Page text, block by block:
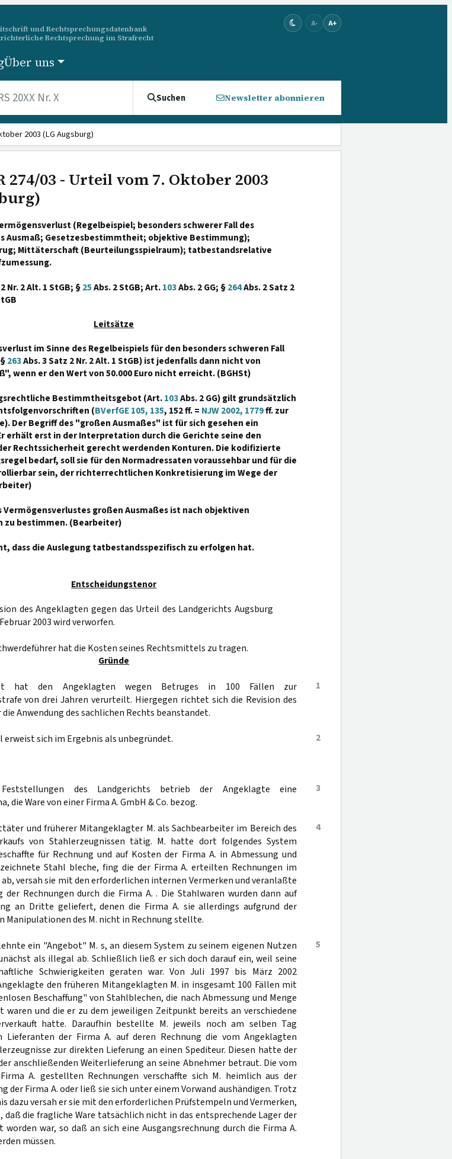
und Rechtsprechungsdatenbank
Rechtsprechung im Strafrecht
A- A+
Über uns
Suchen Newsletter abonnieren
2003 (LG Augsburg)
274/03 - Urteil vom 7. Oktober 2003
(Regelbeispiel; besonders schwerer Fall des
Ausmaß; Gesetzesbestimmtheit; objektive Bestimmung);
Mittäterschaft (Beurteilungsspielraum); tatbestandsrelative
Nr. 2 Alt. 1 StGB; §25Abs. 2 StGB; Art.103Abs. 2 GG; §264Abs. 2 Satz 2
Leitsätze
im Sinne des Regelbeispiels für den besonders schweren Fall
263Abs. 3 Satz 2 Nr. 2 Alt. 1 StGB) ist jedenfalls dann nicht von
wenn er den Wert von 50.000 Euro nicht erreicht. (BGHSt)
Bestimmtheitsgebot (Art.103Abs. 2 GG) gilt grundsätzlich
(BVerfGE 105, 135, 152 ff. = NJW 2002, 1779ff. zur
Der Begriff des "großen Ausmaßes" ist für sich gesehen ein
erhält erst in der Interpretation durch die Gerichte seine den
Rechtssicherheit gerecht werdenden Konturen. Die kodifizierte
bedarf, soll sie für den Normadressaten voraussehbar und für die
sein, der richterrechtlichen Konkretisierung im Wege der
Vermögensverlustes großen Ausmaßes ist nach objektiven
zu bestimmen. (Bearbeiter)
dass die Auslegung tatbestandsspezifisch zu erfolgen hat.
Entscheidungstenor
des Angeklagten gegen das Urteil des Landgerichts Augsburg
2003 wird verworfen.
hat die Kosten seines Rechtsmittels zu tragen.
Gründe
1
hat den Angeklagten wegen Betruges in 100 Fällen zur
von drei Jahren verurteilt. Hiergegen richtet sich die Revision des
Anwendung des sachlichen Rechts beanstandet.
2
sich im Ergebnis als unbegründet.
3
des Landgerichts betrieb der Angeklagte eine
die Ware von einer Firma A. GmbH & Co. bezog.
4
und früherer Mitangeklagter M. als Sachbearbeiter im Bereich des
von Stahlerzeugnissen tätig. M. hatte dort folgendes System
für Rechnung und auf Kosten der Firma A. in Abmessung und
Stahl bleche, fing die der Firma A. erteilten Rechnungen im
versah sie mit den erforderlichen internen Vermerken und veranlaßte
der Rechnungen durch die Firma A. . Die Stahlwaren wurden dann auf
an Dritte geliefert, denen die Firma A. sie allerdings aufgrund der
Manipulationen des M. nicht in Rechnung stellte.
5
ein "Angebot" M. s, an diesem System zu seinem eigenen Nutzen
als illegal ab. Schließlich ließ er sich doch darauf ein, weil seine
Schwierigkeiten geraten war. Von Juli 1997 bis März 2002
den früheren Mitangeklagten M. in insgesamt 100 Fällen mit
Beschaffung" von Stahlblechen, die nach Abmessung und Menge
waren und die er zu dem jeweiligen Zeitpunkt bereits an verschiedene
hatte. Daraufhin bestellte M. jeweils noch am selben Tag
Lieferanten der Firma A. auf deren Rechnung die vom Angeklagten
zur direkten Lieferung an einen Spediteur. Diesen hatte der
anschließenden Weiterlieferung an seine Abnehmer betraut. Die vom
A. gestellten Rechnungen verschaffte sich M. heimlich aus der
der Firma A. oder ließ sie sich unter einem Vorwand aushändigen. Trotz
dazu versah er sie mit den erforderlichen Prüfstempeln und Vermerken,
die fragliche Ware tatsächlich nicht in das entsprechende Lager der
worden war, so daß an sich eine Ausgangsrechnung durch die Firma A.
müssen.